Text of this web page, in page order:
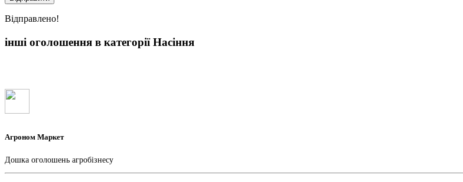
Вiдправлено!
інші оголошення в категорії Насіння
Агроном Маркет
Дошка оголошень агробізнесу